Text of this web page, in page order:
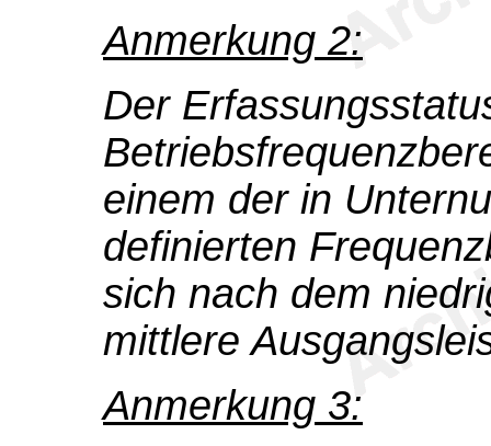
Anmerkung 2:
Der
einem der in
definierten
sich nach dem
mittlere
Anmerkung 3: